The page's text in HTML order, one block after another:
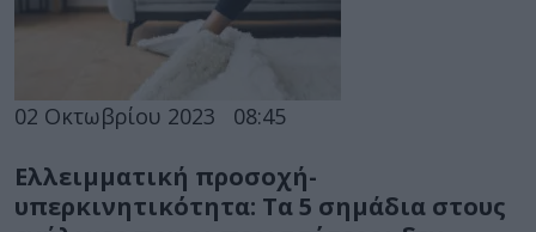
02 Οκτωβρίου 2023 08:45
Ελλειμματική προσοχή-
υπερκινητικότητα: Τα 5 σημάδια στους